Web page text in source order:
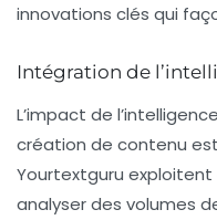
innovations clés qui
Intégration de
L’impact de
création de contenu
Yourtextguru exploitent
analyser des volumes